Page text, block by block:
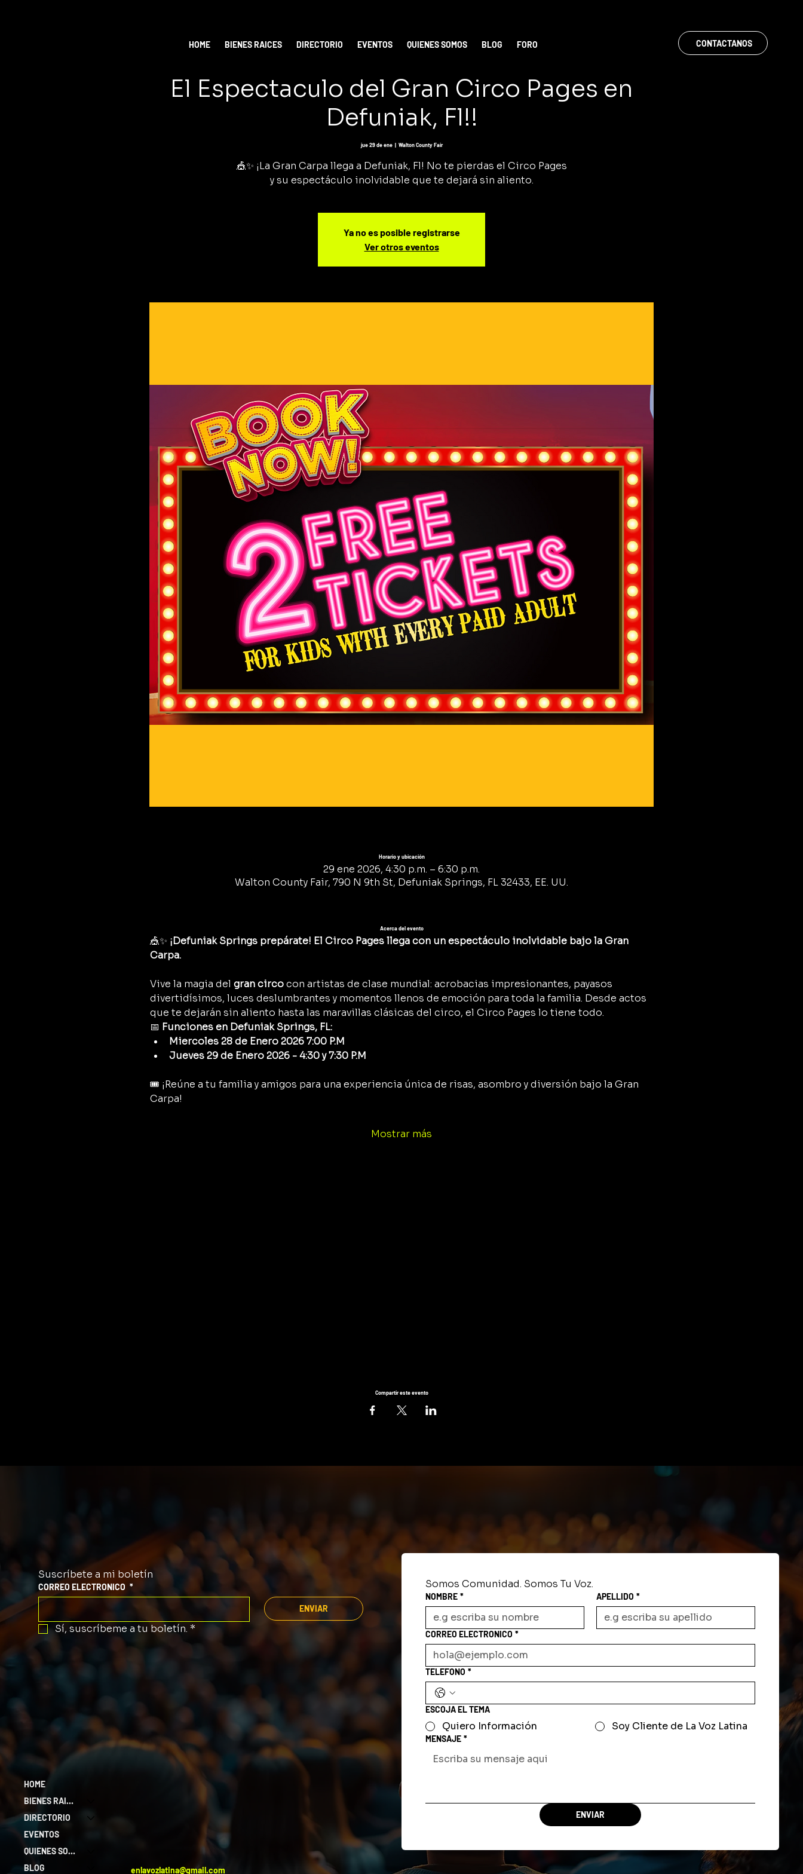
HOME BIENES RAICES DIRECTORIO EVENTOS QUIENES SOMOS BLOG FORO CONTACTANOS
El Espectaculo del Gran Circo Pages en
Defuniak, Fl!!
jue 29 de ene
  |
Walton County Fair
🎪✨ ¡La Gran Carpa llega a Defuniak, Fl! No te pierdas el Circo Pages
y su espectáculo inolvidable que te dejará sin aliento.
Ya no es posible registrarse
Ver otros eventos
Horario y ubicación
29 ene 2026, 4:30 p.m. – 6:30 p.m.
Walton County Fair, 790 N 9th St, Defuniak Springs, FL 32433, EE. UU.
Acerca del evento
🎪✨ ¡Defuniak Springs prepárate! El Circo Pages llega con un espectáculo inolvidable bajo la Gran
Carpa.
Vive la magia del gran circo con artistas de clase mundial: acrobacias impresionantes, payasos
divertidísimos, luces deslumbrantes y momentos llenos de emoción para toda la familia. Desde actos
que te dejarán sin aliento hasta las maravillas clásicas del circo, el Circo Pages lo tiene todo.
📅 Funciones en Defuniak Springs, FL:
Miercoles 28 de Enero 2026 7:00 P.M
Jueves 29 de Enero 2026 - 4:30 y 7:30 P.M
🎟️ ¡Reúne a tu familia y amigos para una experiencia única de risas, asombro y diversión bajo la Gran
Carpa!
Mostrar más
Compartir este evento
Suscríbete a mi boletín
CORREO ELECTRONICO *
ENVIAR
Sí, suscríbeme a tu boletín. *
Somos Comunidad. Somos Tu Voz.
NOMBRE * APELLIDO *
CORREO ELECTRONICO *
TELEFONO *
ESCOJA EL TEMA
Quiero Información Soy Cliente de La Voz Latina
MENSAJE *
ENVIAR
HOME
BIENES RAICES
DIRECTORIO
EVENTOS
QUIENES SOMOS
BLOG
enlavozlatina@gmail.com